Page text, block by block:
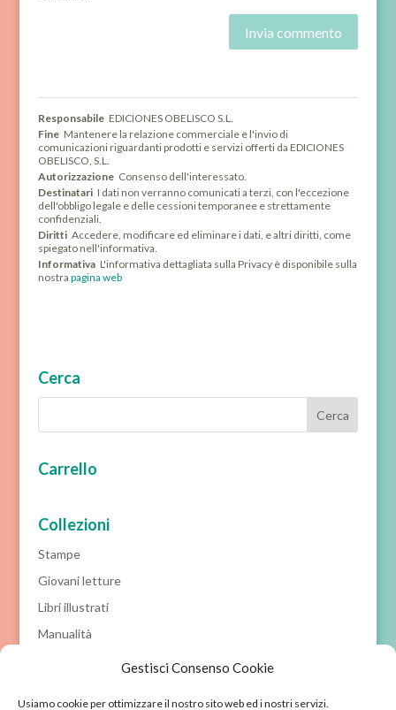
Gestisci Consenso Cookie
Usiamo cookie per ottimizzare il nostro sito web ed i nostri servizi.
Responsabile EDICIONES OBELISCO S.L.
Fine Mantenere la relazione commerciale e l'invio di
comunicazioni riguardanti prodotti e servizi offerti da EDICIONES
OBELISCO, S.L.
Autorizzazione Consenso dell'interessato.
Destinatari I dati non verranno comunicati a terzi, con l'eccezione
dell'obbligo legale e delle cessioni temporanee e strettamente
confidenziali.
Diritti Accedere, modificare ed eliminare i dati, e altri diritti, come
spiegato nell'informativa.
Informativa L'informativa dettagliata sulla Privacy è disponibile sulla
nostra pagina web
Cerca
Carrello
Collezioni
Stampe
Giovani letture
Libri illustrati
Manualità